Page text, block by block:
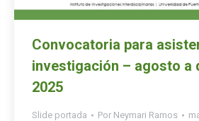
Convocatoria para
investigación – agosto a
2025
Slide portada Por Neymari Ramos